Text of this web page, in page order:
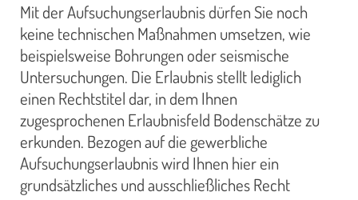
Mit der Aufsuchungserlaubnis dürfen Sie noch
keine technischen Maßnahmen umsetzen, wie
beispielsweise Bohrungen oder seismische
Untersuchungen. Die Erlaubnis stellt lediglich
einen Rechtstitel dar, in dem Ihnen
zugesprochenen Erlaubnisfeld Bodenschätze zu
erkunden. Bezogen auf die gewerbliche
Aufsuchungserlaubnis wird Ihnen hier ein
grundsätzliches und ausschließliches Recht